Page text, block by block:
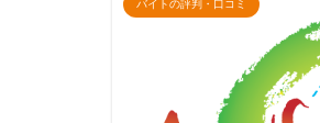
バイトの評判・口コミ